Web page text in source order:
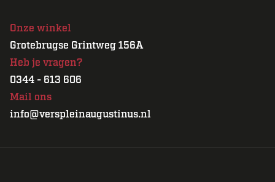
Onze winkel
Grotebrugse Grintweg 156A
Heb je vragen?
0344 - 613 606
Mail ons
info@verspleinaugustinus.nl